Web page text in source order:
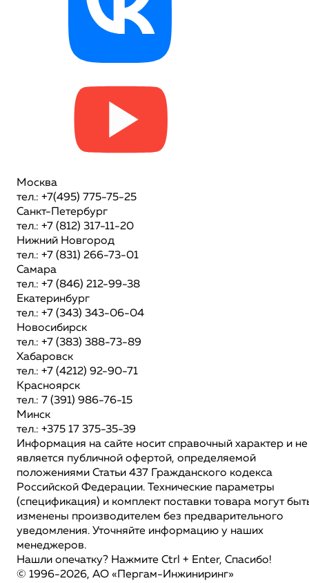
Москва
тел.: +7(495) 775-75-25
Санкт-Петербург
тел.: +7 (812) 317-11-20
Нижний Новгород
тел.: +7 (831) 266-73-01
Самара
тел.: +7 (846) 212-99-38
Екатеринбург
тел.: +7 (343) 343-06-04
Новосибирск
тел.: +7 (383) 388-73-89
Хабаровск
тел.: +7 (4212) 92-90-71
Красноярск
тел.: 7 (391) 986-76-15
Минск
тел.: +375 17 375-35-39
Информация на сайте носит справочный характер и не
является публичной офертой, определяемой
положениями Статьи 437 Гражданского кодекса
Российской Федерации. Технические параметры
(спецификация) и комплект поставки товара могут
изменены производителем без предварительного
уведомления. Уточняйте информацию у наших
менеджеров.
Нашли опечатку? Нажмите Ctrl + Enter, Спасибо!
© 1996-2026, АО «Пергам-Инжиниринг»